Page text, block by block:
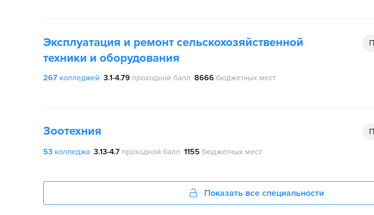
Эксплуатация и ремонт сельскохозяйственной
техники и оборудования
267 колледжей 3.1-4.79 проходной балл 8666 бюджетных мест
Зоотехния
53 колледжа 3.13-4.7 проходной балл 1155 бюджетных мест
Показать все специальности